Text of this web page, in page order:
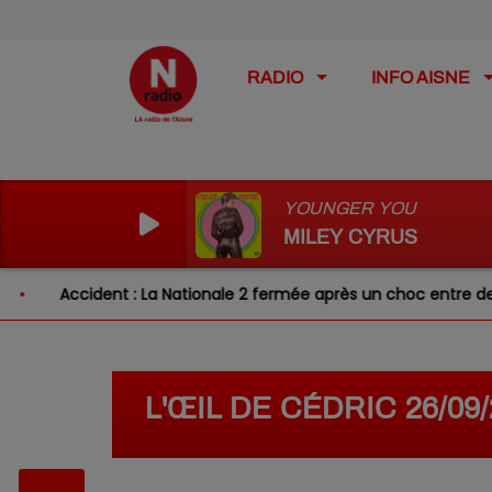
RADIO INFO AISNE
YOUNGER YOU
MILEY CYRUS
Accident : La Nationale 2 fermée après un choc entre deux
L'ŒIL DE CÉDRIC 26/